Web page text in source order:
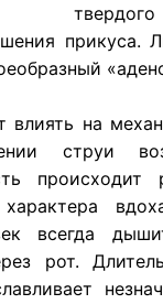
прикуса.
влиять на
струи
происходит
всегда
рот.